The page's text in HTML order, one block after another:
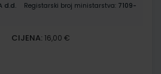
d.d. Registarski broj ministarstva: 7109-
CIJENA: 16,00 €